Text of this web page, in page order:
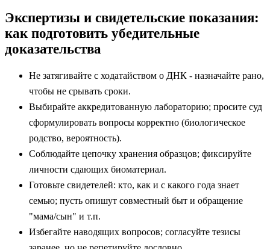
Экспертизы и свидетельские показания:
как подготовить убедительные
доказательства
Не затягивайте с ходатайством о ДНК - назначайте рано,
чтобы не срывать сроки.
Выбирайте аккредитованную лабораторию; просите суд
сформулировать вопросы корректно (биологическое
родство, вероятность).
Соблюдайте цепочку хранения образцов; фиксируйте
личности сдающих биоматериал.
Готовьте свидетелей: кто, как и с какого года знает
семью; пусть опишут совместный быт и обращение
"мама/сын" и т.п.
Избегайте наводящих вопросов; согласуйте тезисы